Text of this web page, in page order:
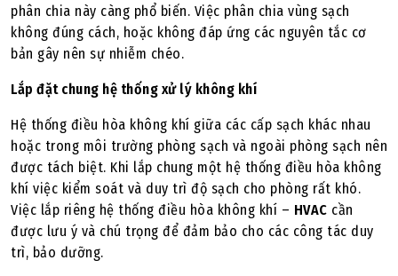
phân chia này càng phổ biến. Việc phân chia vùng sạch
không đúng cách, hoặc không đáp ứng các nguyên tắc cơ
bản gây nên sự nhiễm chéo.
Lắp đặt chung hệ thống xử lý không khí
Hệ thống điều hòa không khí giữa các cấp sạch khác nhau
hoặc trong môi trường phòng sạch và ngoài phòng sạch nên
được tách biệt. Khi lắp chung một hệ thống điều hòa không
khí việc kiểm soát và duy trì độ sạch cho phòng rất khó.
Việc lắp riêng hệ thống điều hòa không khí – HVAC cần
được lưu ý và chú trọng để đảm bảo cho các công tác duy
trì, bảo dưỡng.